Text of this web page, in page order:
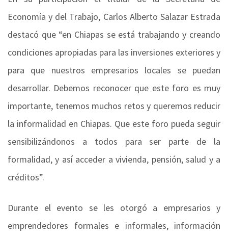
Economía y del Trabajo, Carlos Alberto Salazar Estrada
destacó que “en Chiapas se está trabajando y creando
condiciones apropiadas para las inversiones exteriores y
para que nuestros empresarios locales se puedan
desarrollar. Debemos reconocer que este foro es muy
importante, tenemos muchos retos y queremos reducir
la informalidad en Chiapas. Que este foro pueda seguir
sensibilizándonos a todos para ser parte de la
formalidad, y así acceder a vivienda, pensión, salud y a
créditos”.
Durante el evento se les otorgó a empresarios y
emprendedores formales e informales, información